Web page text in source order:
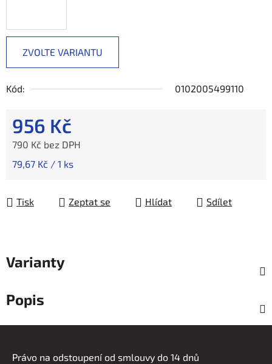
ZVOLTE VARIANTU
Kód: 0102005499110
956 Kč
790 Kč bez DPH
Měrná cena:
79,67 Kč / 1 ks
Tisk Zeptat se Hlídat Sdílet
Varianty
Popis
Právo na odstoupení od smlouvy do 14 dnů